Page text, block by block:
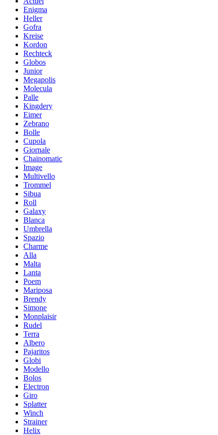
Enigma
Heller
Gofra
Kreise
Kordon
Rechteck
Globos
Junior
Megapolis
Molecula
Palle
Kingdery
Eimer
Zebrano
Bolle
Cupola
Giornale
Chainomatic
Image
Multivello
Trommel
Sibua
Roll
Galaxy
Blanca
Umbrella
Spazio
Charme
Alla
Malta
Lanta
Poem
Mariposa
Brendy
Simone
Мonplaisir
Rudel
Terra
Albero
Pajaritos
Globi
Modello
Bolos
Electron
Giro
Splatter
Winch
Strainer
Helix